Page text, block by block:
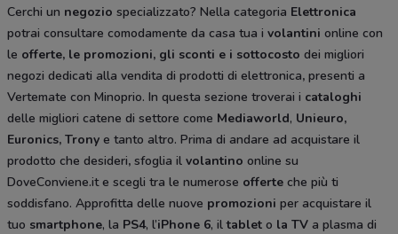
Cerchi un negozio specializzato? Nella categoria Elettronica
potrai consultare comodamente da casa tua i volantini online con
le offerte, le promozioni, gli sconti e i sottocosto dei migliori
negozi dedicati alla vendita di prodotti di elettronica, presenti a
Vertemate con Minoprio. In questa sezione troverai i cataloghi
delle migliori catene di settore come Mediaworld, Unieuro,
Euronics, Trony e tanto altro. Prima di andare ad acquistare il
prodotto che desideri, sfoglia il volantino online su
DoveConviene.it e scegli tra le numerose offerte che più ti
soddisfano. Approfitta delle nuove promozioni per acquistare il
tuo smartphone, la PS4, l’iPhone 6, iltablet o la TV a plasma di